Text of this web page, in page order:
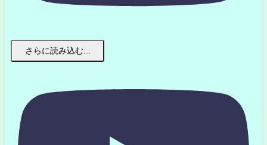
さらに読み込む...